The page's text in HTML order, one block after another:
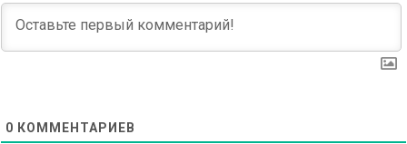
0 КОММЕНТАРИЕВ